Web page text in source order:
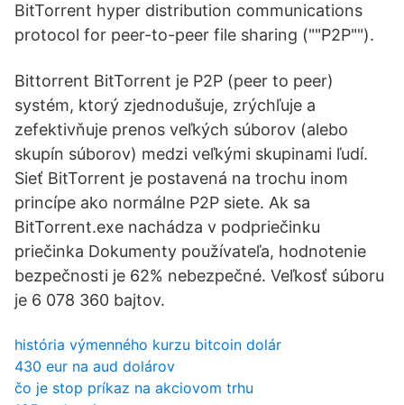
BitTorrent hyper distribution communications
protocol for peer-to-peer file sharing (""P2P"").
Bittorrent BitTorrent je P2P (peer to peer)
systém, ktorý zjednodušuje, zrýchľuje a
zefektivňuje prenos veľkých súborov (alebo
skupín súborov) medzi veľkými skupinami ľudí.
Sieť BitTorrent je postavená na trochu inom
princípe ako normálne P2P siete. Ak sa
BitTorrent.exe nachádza v podpriečinku
priečinka Dokumenty používateľa, hodnotenie
bezpečnosti je 62% nebezpečné. Veľkosť súboru
je 6 078 360 bajtov.
história výmenného kurzu bitcoin dolár
430 eur na aud dolárov
čo je stop príkaz na akciovom trhu